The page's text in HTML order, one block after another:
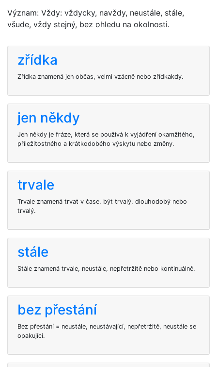
Význam: Vždy: vždycky, navždy, neustále, stále,
všude, vždy stejný, bez ohledu na okolnosti.
zřídka
Zřídka znamená jen občas, velmi vzácně nebo zřídkakdy.
jen někdy
Jen někdy je fráze, která se používá k vyjádření okamžitého,
příležitostného a krátkodobého výskytu nebo změny.
trvale
Trvale znamená trvat v čase, být trvalý, dlouhodobý nebo
trvalý.
stále
Stále znamená trvale, neustále, nepřetržitě nebo kontinuálně.
bez přestání
Bez přestání = neustále, neustávající, nepřetržitě, neustále se
opakující.